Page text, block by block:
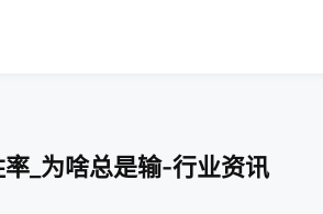
_为啥总是输-行业资讯